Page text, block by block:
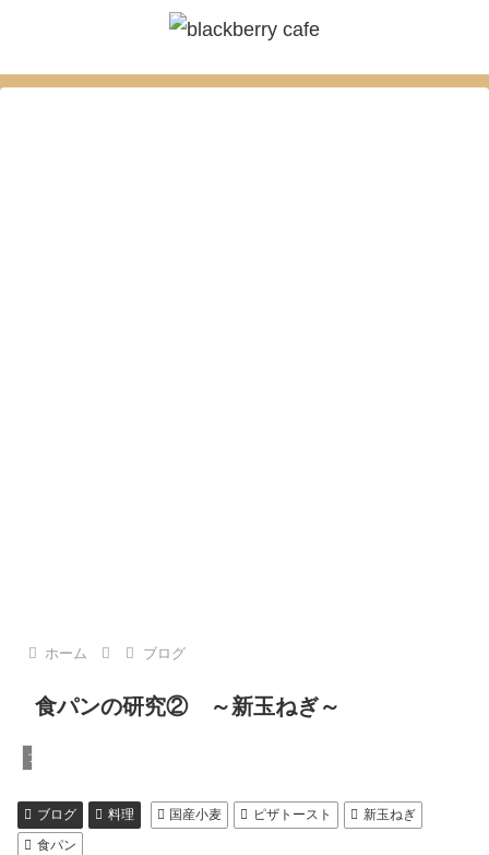
ホーム ブログ
食パンの研究② ～新玉ねぎ～
ブログ
ブログ 料理 国産小麦 ピザトースト
新玉ねぎ
食パン